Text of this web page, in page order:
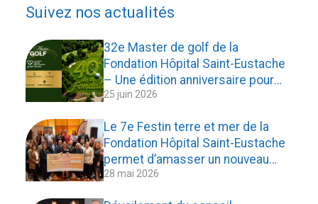
contribuant à améliorer les …
Suivez nos actualités
32e Master de golf de la
Fondation Hôpital Saint-Eustache
– Une édition anniversaire pour
célébrer 40 ans d’engagement
25 juin 2026
Le 7e Festin terre et mer de la
Fondation Hôpital Saint-Eustache
permet d’amasser un nouveau
record de 141 796,22 $
28 mai 2026